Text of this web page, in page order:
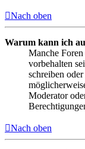
Nach oben
Warum kann ich
Manche
vorbehalten
schreiben
Moderator
Nach oben